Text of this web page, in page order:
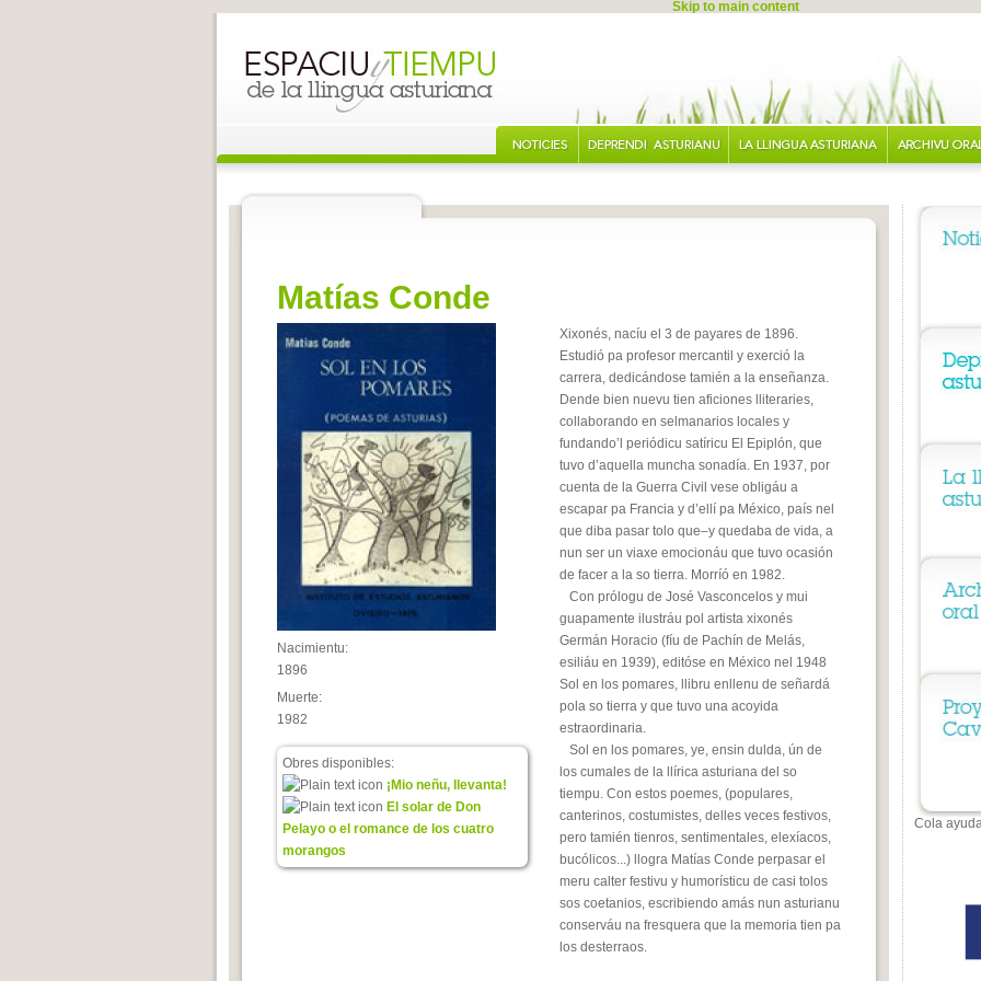
Skip to main content
Matías Conde
Nacimientu:
1896
Muerte:
1982
Obres disponibles:
¡Mio neñu, llevanta!
El solar de Don
Pelayo o el romance de los cuatro
morangos
Xixonés, nacíu el 3 de payares de 1896.
Estudió pa profesor mercantil y exerció la
carrera, dedicándose tamién a la enseñanza.
Dende bien nuevu tien aficiones lliteraries,
collaborando en selmanarios locales y
fundando’l periódicu satíricu El Epiplón, que
tuvo d’aquella muncha sonadía. En 1937, por
cuenta de la Guerra Civil vese obligáu a
escapar pa Francia y d’ellí pa México, país nel
que diba pasar tolo que–y quedaba de vida, a
nun ser un viaxe emocionáu que tuvo ocasión
de facer a la so tierra. Morríó en 1982.
Con prólogu de José Vasconcelos y mui
guapamente ilustráu pol artista xixonés
Germán Horacio (fíu de Pachín de Melás,
esiliáu en 1939), editóse en México nel 1948
Sol en los pomares, llibru enllenu de señardá
pola so tierra y que tuvo una acoyida
estraordinaria.
Sol en los pomares, ye, ensin dulda, ún de
los cumales de la llírica asturiana del so
tiempu. Con estos poemes, (populares,
canterinos, costumistes, delles veces festivos,
pero tamién tienros, sentimentales, elexíacos,
bucólicos...) llogra Matías Conde perpasar el
meru calter festivu y humorísticu de casi tolos
sos coetanios, escribiendo amás nun asturianu
conserváu na fresquera que la memoria tien pa
los desterraos.
Cola